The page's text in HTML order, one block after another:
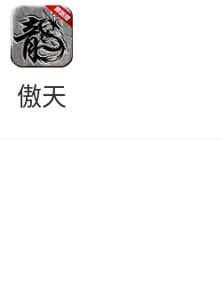
傲天